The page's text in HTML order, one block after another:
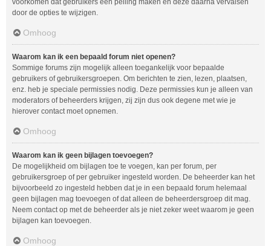
voorkomen dat gebruikers een peiling maken en deze daarna vervalsen
door de opties te wijzigen.
Omhoog
Waarom kan ik een bepaald forum niet openen?
Sommige forums zijn mogelijk alleen toegankelijk voor bepaalde
gebruikers of gebruikersgroepen. Om berichten te zien, lezen, plaatsen,
enz. heb je speciale permissies nodig. Deze permissies kun je alleen van
moderators of beheerders krijgen, zij zijn dus ook degene met wie je
hierover contact moet opnemen.
Omhoog
Waarom kan ik geen bijlagen toevoegen?
De mogelijkheid om bijlagen toe te voegen, kan per forum, per
gebruikersgroep of per gebruiker ingesteld worden. De beheerder kan het
bijvoorbeeld zo ingesteld hebben dat je in een bepaald forum helemaal
geen bijlagen mag toevoegen of dat alleen de beheerdersgroep dit mag.
Neem contact op met de beheerder als je niet zeker weet waarom je geen
bijlagen kan toevoegen.
Omhoog